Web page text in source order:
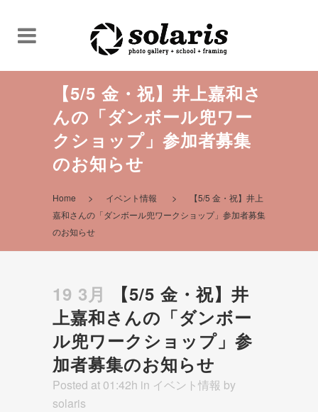
【5/5 金・祝】井上嘉和さ
んの「ダンボール兜ワー
クショップ」参加者募集
のお知らせ
Home > イベント情報 >
【5/5 金・祝】井上
嘉和さんの「ダンボール兜ワークショップ」参加者募集
のお知らせ
19 3月
【5/5 金・祝】井
上嘉和さんの「ダンボー
ル兜ワークショップ」参
加者募集のお知らせ
Posted at 01:42h in イベント情報 by
solaris